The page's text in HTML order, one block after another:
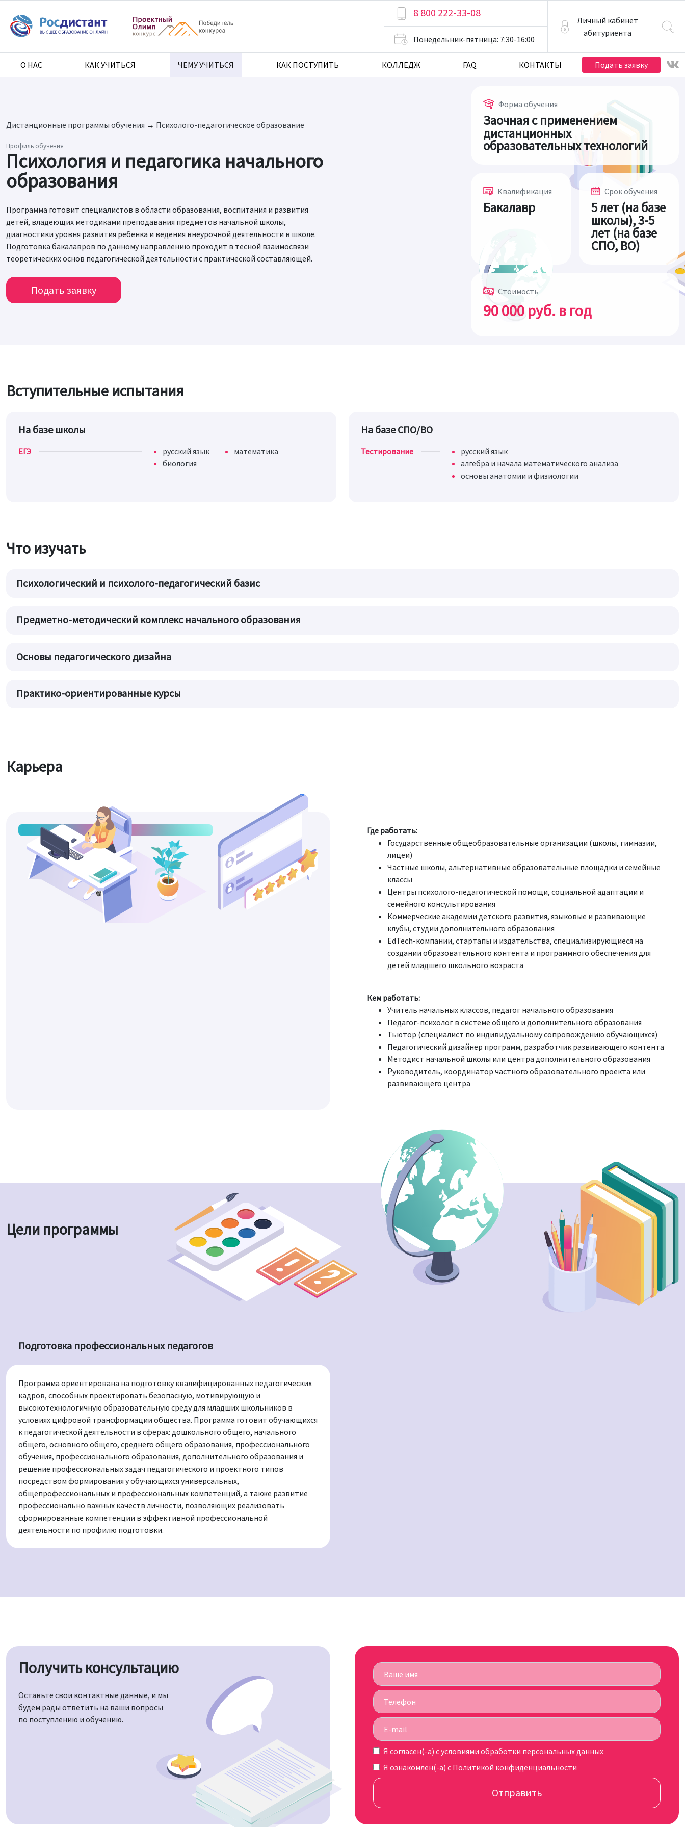
8 800 222-33-08
Понедельник-пятница: 7:30-16:00
Личный кабинет
абитуриента
Подать заявку
О НАС КАК УЧИТЬСЯ ЧЕМУ УЧИТЬСЯ КАК ПОСТУПИТЬ КОЛЛЕДЖ FAQ КОНТАКТЫ
Дистанционные программы обучения → Психолого-педагогическое образование
Профиль обучения
Психология и педагогика начального
образования
Программа готовит специалистов в области образования, воспитания и развития
детей, владеющих методиками преподавания предметов начальной школы,
диагностики уровня развития ребенка и ведения внеурочной деятельности в школе.
Подготовка бакалавров по данному направлению проходит в тесной взаимосвязи
теоретических основ педагогической деятельности с практической составляющей.
Подать заявку
Форма обучения
Заочная с применением
дистанционных
образовательных технологий
Квалификация
Бакалавр
Срок обучения
5 лет (на базе
школы), 3-5
лет (на базе
СПО, ВО)
Стоимость
90 000 руб. в год
Вступительные испытания
На базе школы
ЕГЭ русский язык
математика
биология
На базе СПО/ВО
Тестирование
русский язык
алгебра и начала математического анализа
основы анатомии и физиологии
Что изучать
Психологический и психолого-педагогический базис
Предметно-методический комплекс начального образования
Основы педагогического дизайна
Практико-ориентированные курсы
Карьера
Где работать:
Государственные общеобразовательные организации (школы, гимназии,
лицеи)
Частные школы, альтернативные образовательные площадки и семейные
классы
Центры психолого-педагогической помощи, социальной адаптации и
семейного консультирования
Коммерческие академии детского развития, языковые и развивающие
клубы, студии дополнительного образования
EdTech-компании, стартапы и издательства, специализирующиеся на
создании образовательного контента и программного обеспечения для
детей младшего школьного возраста
Кем работать:
Учитель начальных классов, педагог начального образования
Педагог-психолог в системе общего и дополнительного образования
Тьютор (специалист по индивидуальному сопровождению обучающихся)
Педагогический дизайнер программ, разработчик развивающего контента
Методист начальной школы или центра дополнительного образования
Руководитель, координатор частного образовательного проекта или
развивающего центра
Цели программы
Подготовка профессиональных педагогов
Программа ориентирована на подготовку квалифицированных педагогических
кадров, способных проектировать безопасную, мотивирующую и
высокотехнологичную образовательную среду для младших школьников в
условиях цифровой трансформации общества. Программа готовит обучающихся
к педагогической деятельности в сферах: дошкольного общего, начального
общего, основного общего, среднего общего образования, профессионального
обучения, профессионального образования, дополнительного образования и
решение профессиональных задач педагогического и проектного типов
посредством формирования у обучающихся универсальных,
общепрофессиональных и профессиональных компетенций, а также развитие
профессионально важных качеств личности, позволяющих реализовать
сформированные компетенции в эффективной профессиональной
деятельности по профилю подготовки.
Получить консультацию
Оставьте свои контактные данные, и мы
будем рады ответить на ваши вопросы
по поступлению и обучению.
Я согласен(-а) cусловиями обработки персональных данных
Я ознакомлен(-а) с Политикой конфиденциальности
Отправить